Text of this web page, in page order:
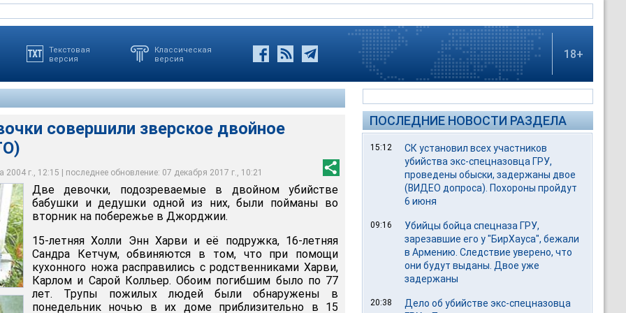
Текстовая
версия
Классическая
версия
18+
совершили зверское двойное
2004 г., 12:15 | последнее обновление: 07 декабря 2017 г., 10:21
Харви и её подружка, 16-летняя Сандра Кетчум, обвиняются в
кухонного ножа расправились с родственниками Харви, Карлом
было по 77 лет
и трудолюбивыми людьми с большим количеством друзей.
мешали им жить спокойно
что пикап, на котором уехали девочки, был найден в
от дома, где их задержали. По свидетельству полиции, в вэне
изобличающие подружек в убийстве
что супругам Колльер были нанесены множественные
ножом, от которых они и скончались. Труп Карла Колльера
Сара Колльер лежала на первом этаже
Две девочки, подозреваемые в двойном убийстве
бабушки и дедушки одной из них, были пойманы во
вторник на побережье в Джорджии.
15-летняя Холли Энн Харви и её подружка, 16-летняя
Сандра Кетчум, обвиняются в том, что при помощи
кухонного ножа расправились с родственниками Харви,
Карлом и Сарой Колльер. Обоим погибшим было по 77
лет. Трупы пожилых людей были обнаружены в
понедельник ночью в их доме приблизительно в 15
ПОСЛЕДНИЕ НОВОСТИ РАЗДЕЛА
15:12
СК установил всех участников
убийства экс-спецназовца ГРУ,
проведены обыски, задержаны двое
(ВИДЕО допроса). Похороны пройдут
6 июня
09:16
Убийцы бойца спецназа ГРУ,
зарезавшие его у "БирХауса", бежали
в Армению. Следствие уверено, что
они будут выданы. Двое уже
задержаны
20:38
Дело об убийстве экс-спецназовца